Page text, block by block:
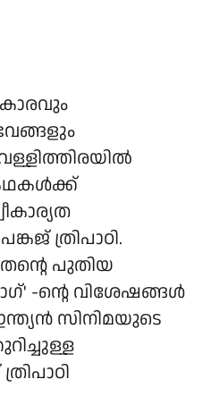
ത്രിപാഠി.
തന്റെ പുതിയ
-ന്റെ വിശേഷങ്ങൾ
സിനിമയുടെ